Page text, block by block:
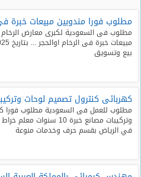
وظائف
اليوم
وظائف
وظائف
مصر
اليوم
وظائف
حكومية
مطلوب فورا مندوبين مبيعات خبرة
مطلوب فى السعودية لكبرى معارض
بيع وتسويق
كهربائى كنترول تصميم لوحات
مطلوب للعمل فى السعودية مطلوب فورا
في الرياض بقسم حرف وخدمات منوعة